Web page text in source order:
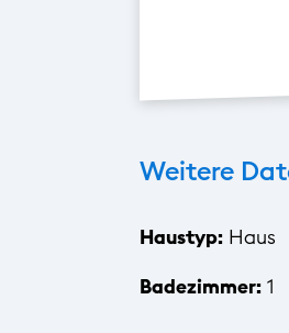
Weitere
Haustyp: Haus
Badezimmer: 1